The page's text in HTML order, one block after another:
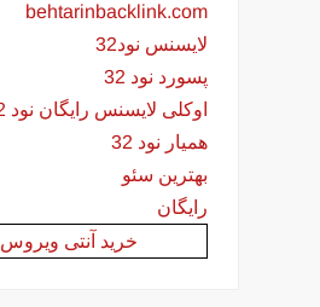
behtarinbacklink.com
لایسنس نود32
پسورد نود 32
اوکلی لایسنس رایگان نود 32
همیار نود 32
بهترین سئو
رایگان
خرید آنتی ویروس